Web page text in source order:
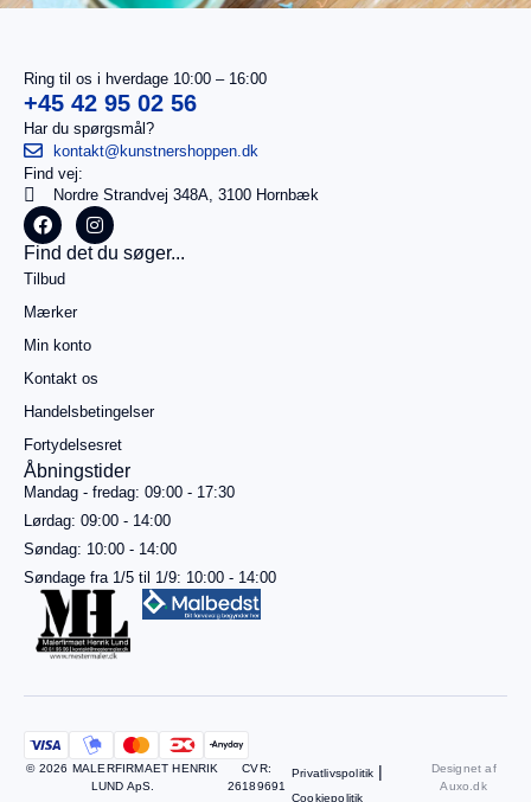
I
alt
0,00kr.
Køb for
499,00kr.
mere for
gratis
betaling
kurv
Ring til os i hverdage 10:00 – 16:00
+45 42 95 02 56
Har du spørgsmål?
kontakt@kunstnershoppen.dk
Find vej:
Nordre Strandvej 348A, 3100 Hornbæk
Find det du søger...
Tilbud
Mærker
Min konto
Kontakt os
Handelsbetingelser
Fortydelsesret
Åbningstider
Mandag - fredag: 09:00 - 17:30
Lørdag: 09:00 - 14:00
Søndag: 10:00 - 14:00
Søndage fra 1/5 til 1/9: 10:00 - 14:00
© 2026 MALERFIRMAET HENRIK
LUND ApS.
CVR:
26189691
Privatlivspolitik |
Cookiepolitik
Designet af
Auxo.dk